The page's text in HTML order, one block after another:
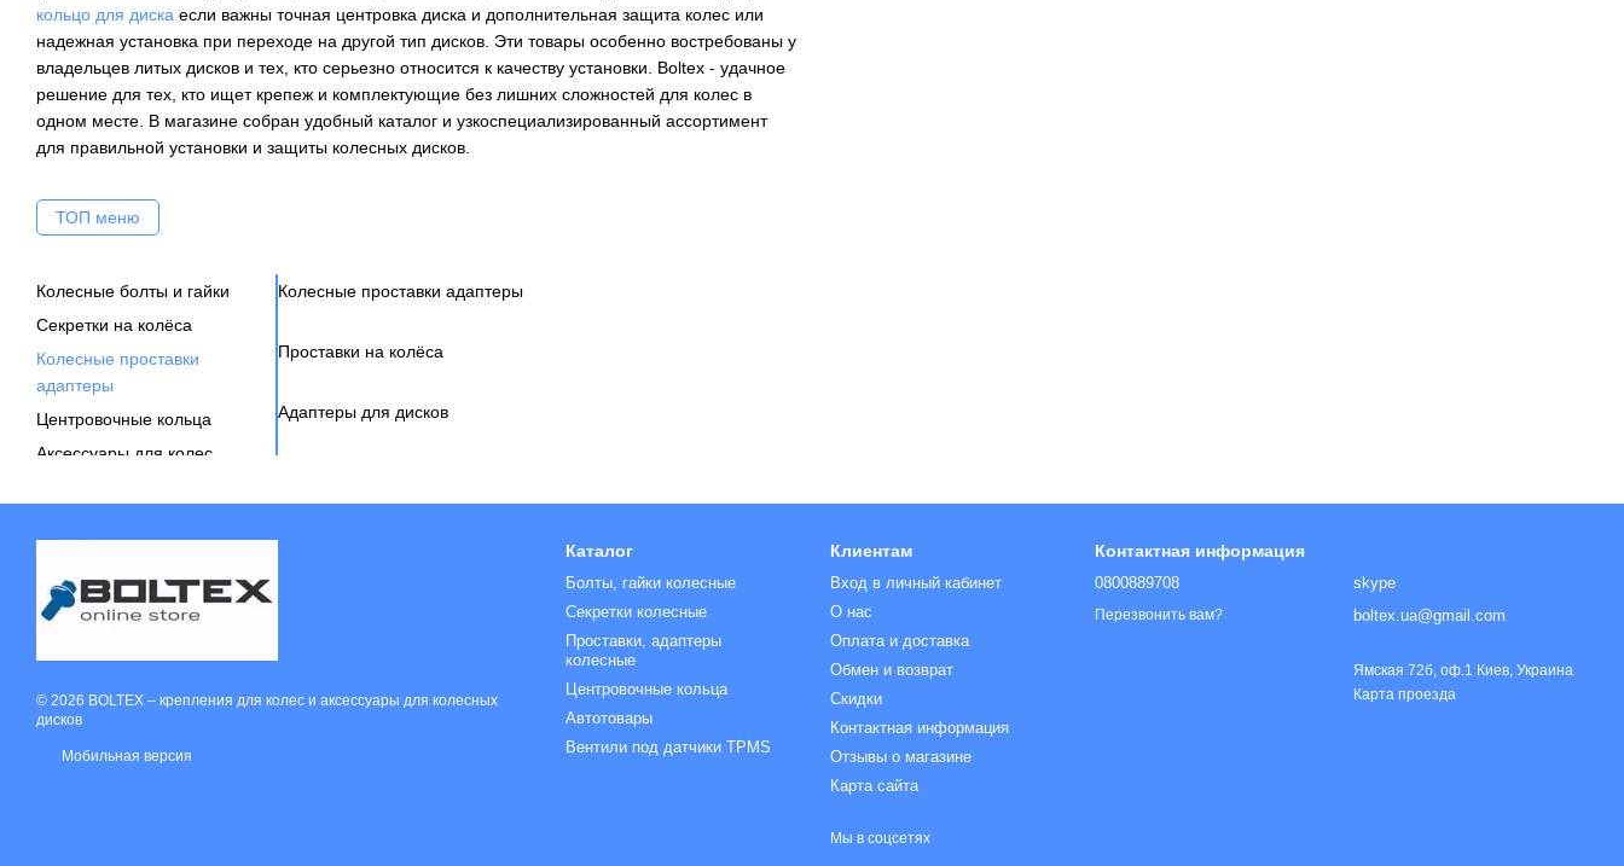
кольцо для диска если важны точная центровка диска и дополнительная защита колес или
надежная установка при переходе на другой тип дисков. Эти товары особенно востребованы у
владельцев литых дисков и тех, кто серьезно относится к качеству установки. Boltex - удачное
решение для тех, кто ищет крепеж и комплектующие без лишних сложностей для колес в
одном месте. В магазине собран удобный каталог и узкоспециализированный ассортимент
для правильной установки и защиты колесных дисков.
ТОП меню
Колесные болты и гайки
Секретки на колёса
Колесные проставки
адаптеры
Центровочные кольца
Аксессуары для колес
Колесные проставки адаптеры
Проставки на колёса
Адаптеры для дисков
© 2026 BOLTEX – крепления для колес и аксессуары для колесных
дисков
Мобильная версия
Каталог
Болты, гайки колесные
Секретки колесные
Проставки, адаптеры
колесные
Центровочные кольца
Автотовары
Вентили под датчики TPMS
Клиентам
Вход в личный кабинет
О нас
Оплата и доставка
Обмен и возврат
Скидки
Контактная информация
Отзывы о магазине
Карта сайта
Мы в соцсетях
Контактная информация
0800889708
Перезвонить вам?
skype
boltex.ua@gmail.com
Ямская 72б, оф.1 Киев, Украина
Карта проезда